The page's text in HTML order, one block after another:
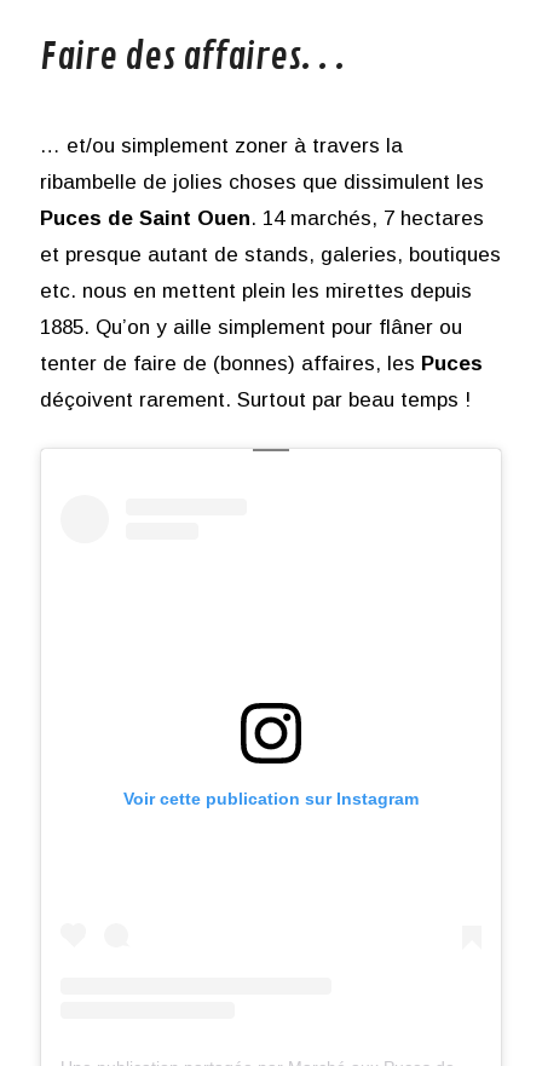
Faire des affaires. . .
… et/ou simplement zoner à travers la
ribambelle de jolies choses que dissimulent les
Puces de Saint Ouen. 14 marchés, 7 hectares
et presque autant de stands, galeries, boutiques
etc. nous en mettent plein les mirettes depuis
1885. Qu’on y aille simplement pour flâner ou
tenter de faire de (bonnes) affaires, les Puces
déçoivent rarement. Surtout par beau temps !
Voir cette publication sur Instagram